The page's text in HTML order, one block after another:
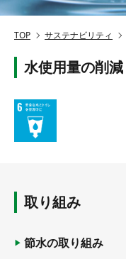
TOP サステナビリティ
水使用量の削減
取り組み
節水の取り組み